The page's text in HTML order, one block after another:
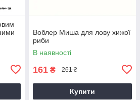
Воблер Миша для лову хижої
риби
В наявності
161 ₴ 261 ₴
Купити